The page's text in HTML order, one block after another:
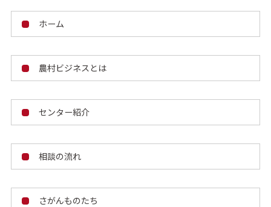
ホーム
農村ビジネスとは
センター紹介
相談の流れ
さがんものたち